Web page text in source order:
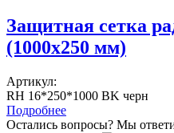
Защитная сетка
(1000х250 мм)
Артикул:
RH 16*250*1000 BK черн
Подробнее
Остались вопросы? Мы